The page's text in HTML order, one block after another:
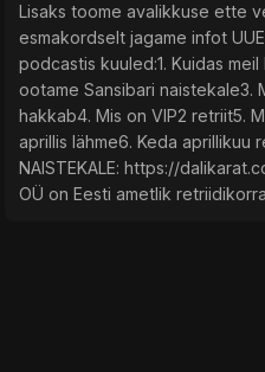
Lisaks toome avalikkuse ette
esmakordselt jagame infot
podcastis kuuled:1. Kuidas
ootame Sansibari naistekale3.
hakkab4. Mis on VIP2 retriit5.
aprillis lähme6. Keda aprillikuu
NAISTEKALE: https://
OÜ on Eesti ametlik